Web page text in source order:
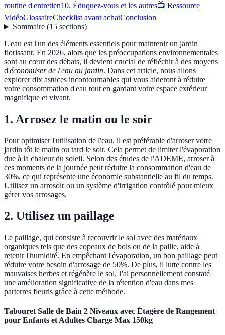
routine d'entretien10. Éduquez-vous et les autres📺 Ressource
VidéoGlossaireChecklist avant achatConclusion
Sommaire(15 sections)
L'eau est l'un des éléments essentiels pour maintenir un jardin
florissant. En 2026, alors que les préoccupations environnementales
sont au cœur des débats, il devient crucial de réfléchir à des moyens
d'économiser de l'eau au jardin. Dans cet article, nous allons
explorer dix astuces incontournables qui vous aideront à réduire
votre consommation d'eau tout en gardant votre espace extérieur
magnifique et vivant.
1. Arrosez le matin ou le soir
Pour optimiser l'utilisation de l'eau, il est préférable d'arroser votre
jardin tôt le matin ou tard le soir. Cela permet de limiter l'évaporation
due à la chaleur du soleil. Selon des études de l'ADEME, arroser à
ces moments de la journée peut réduire la consommation d'eau de
30%, ce qui représente une économie substantielle au fil du temps.
Utilisez un arrosoir ou un système d'irrigation contrôlé pour mieux
gérer vos arrosages.
2. Utilisez un paillage
Le paillage, qui consiste à recouvrir le sol avec des matériaux
organiques tels que des copeaux de bois ou de la paille, aide à
retenir l'humidité. En empêchant l'évaporation, un bon paillage peut
réduire votre besoin d'arrosage de 50%. De plus, il lutte contre les
mauvaises herbes et régénère le sol. J'ai personnellement constaté
une amélioration significative de la rétention d'eau dans mes
parterres fleuris grâce à cette méthode.
Tabouret Salle de Bain 2 Niveaux avec Étagère de Rangement
pour Enfants et Adultes Charge Max 150kg